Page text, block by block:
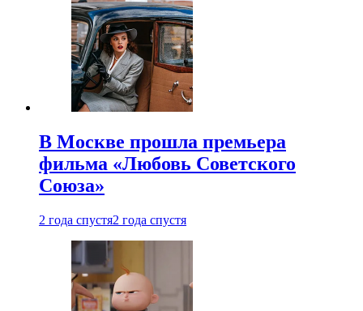
В Москве прошла премьера
фильма «Любовь Советского
Союза»
2 года спустя2 года спустя